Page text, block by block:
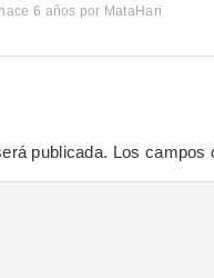
hace 6 años por MataHari
publicada. Los campos